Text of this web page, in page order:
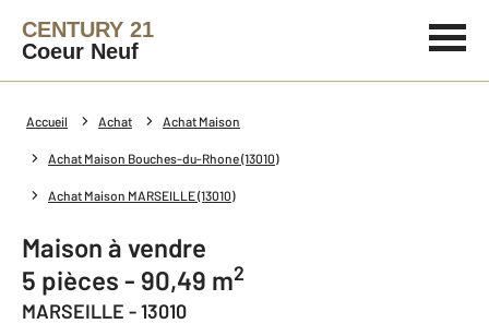
CENTURY 21
Coeur Neuf
Accueil Achat Achat Maison
Achat Maison Bouches-du-Rhone (13010)
Achat Maison MARSEILLE (13010)
Maison à vendre
5 pièces - 90,49 m2
MARSEILLE - 13010